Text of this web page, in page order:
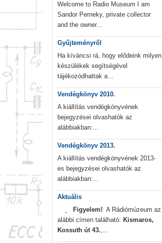
Welcome to Radio Museum I am
Sandor Perneky, private collector
and the owner...
Gyűjteményről
Ha kíváncsi rá, hogy elődeink milyen
készülékek segítségével
tájékozódhattak a...
Vendégkönyv 2010.
A kiállítás vendégkönyvének
bejegyzései olvashatók az
alábbiakban:...
Vendégkönyv 2013.
A kiállítás vendégkönyvének 2013-
es bejegyzései olvashatók az
alábbiakban:...
Aktuális
Figyelem! A Rádiómúzeum az
alábbi címen található: Kismaros,
Kossuth út 43.,...